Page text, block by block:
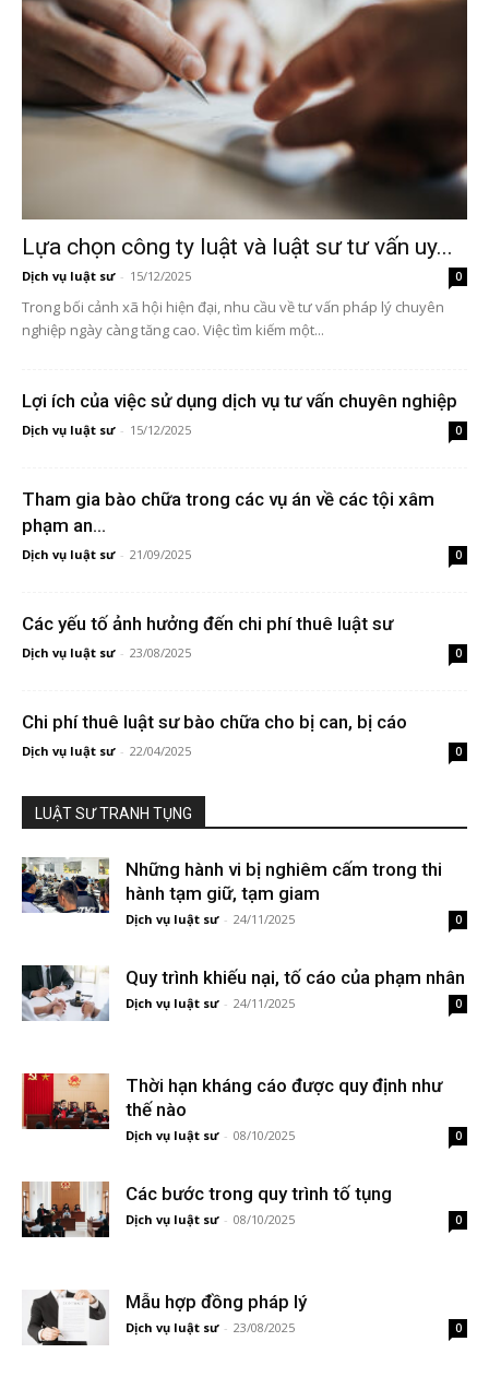
Lựa chọn công ty luật và luật sư tư vấn uy...
Dịch vụ luật sư - 15/12/2025 0
Trong bối cảnh xã hội hiện đại, nhu cầu về tư vấn pháp lý chuyên
nghiệp ngày càng tăng cao. Việc tìm kiếm một...
Lợi ích của việc sử dụng dịch vụ tư vấn chuyên nghiệp
Dịch vụ luật sư - 15/12/2025 0
Tham gia bào chữa trong các vụ án về các tội xâm
phạm an...
Dịch vụ luật sư - 21/09/2025 0
Các yếu tố ảnh hưởng đến chi phí thuê luật sư
Dịch vụ luật sư - 23/08/2025 0
Chi phí thuê luật sư bào chữa cho bị can, bị cáo
Dịch vụ luật sư - 22/04/2025 0
LUẬT SƯ TRANH TỤNG
Những hành vi bị nghiêm cấm trong thi
hành tạm giữ, tạm giam
Dịch vụ luật sư - 24/11/2025 0
Quy trình khiếu nại, tố cáo của phạm nhân
Dịch vụ luật sư - 24/11/2025 0
Thời hạn kháng cáo được quy định như
thế nào
Dịch vụ luật sư - 08/10/2025 0
Các bước trong quy trình tố tụng
Dịch vụ luật sư - 08/10/2025 0
Mẫu hợp đồng pháp lý
Dịch vụ luật sư - 23/08/2025 0